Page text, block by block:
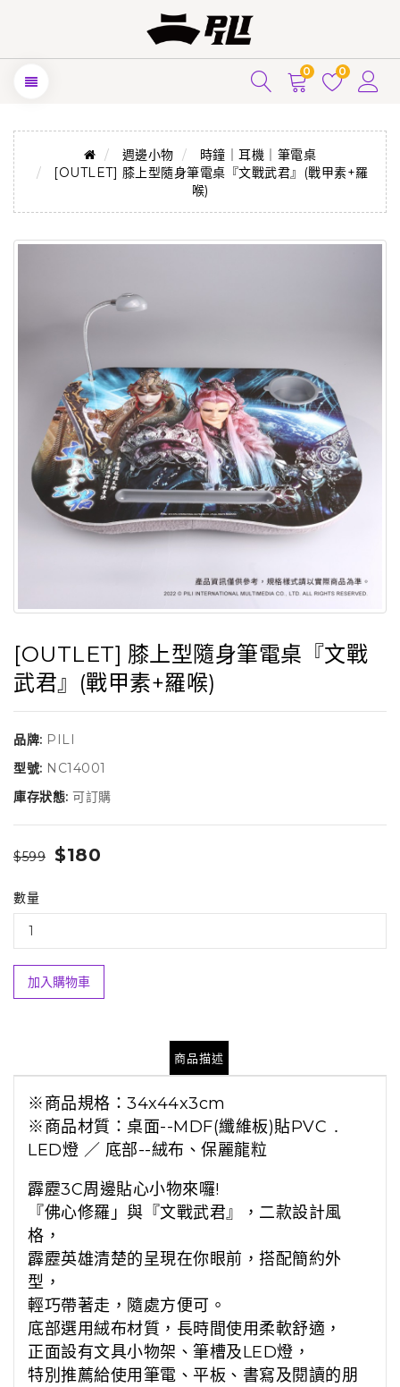
0 0
週邊小物
時鐘｜耳機｜筆電桌
[OUTLET] 膝上型隨身筆電桌『文戰武君』(戰甲素+羅
喉)
[OUTLET] 膝上型隨身筆電桌『文戰
武君』(戰甲素+羅喉)
品牌: PILI
型號: NC14001
庫存狀態: 可訂購
$599 $180
數量
加入購物車
商品描述
※商品規格：34x44x3cm
※商品材質：桌面--MDF(纖維板)貼PVC ․
LED燈 ／ 底部--絨布、保麗龍粒
霹靂3C周邊貼心小物來囉!
『佛心修羅」與『文戰武君』，二款設計風
格，
霹靂英雄清楚的呈現在你眼前，搭配簡約外
型，
輕巧帶著走，隨處方便可。
底部選用絨布材質，長時間使用柔軟舒適，
正面設有文具小物架、筆槽及LED燈，
特別推薦給使用筆電、平板、書寫及閱讀的朋